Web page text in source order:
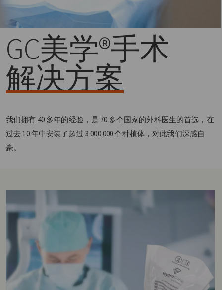
GC美学®手术
解决方案
我们拥有 40 多年的经验，是 70 多个国家的外科医生的首选，在
过去 10 年中安装了超过 3 000 000 个种植体，对此我们深感自
豪。